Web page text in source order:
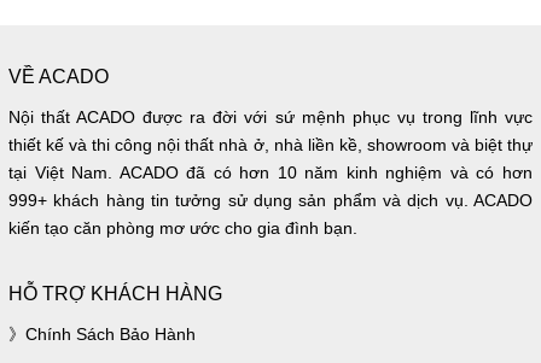
VỀ ACADO
Nội thất ACADO được ra đời với sứ mệnh phục vụ trong lĩnh vực
thiết kế và thi công nội thất nhà ở, nhà liền kề, showroom và biệt thự
tại Việt Nam. ACADO đã có hơn 10 năm kinh nghiệm và có hơn
999+ khách hàng tin tưởng sử dụng sản phẩm và dịch vụ. ACADO
kiến tạo căn phòng mơ ước cho gia đình bạn.
HỖ TRỢ KHÁCH HÀNG
Chính Sách Bảo Hành